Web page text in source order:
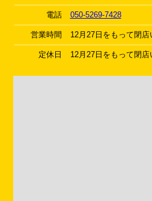
電話 050-5269-7428
営業時間 12月27日をもって閉店
定休日 12月27日をもって閉店